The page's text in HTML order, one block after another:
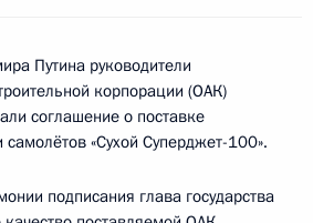
Путина руководители
корпорации (ОАК)
соглашение о поставке
«Сухой Суперджет-100».
подписания глава государства